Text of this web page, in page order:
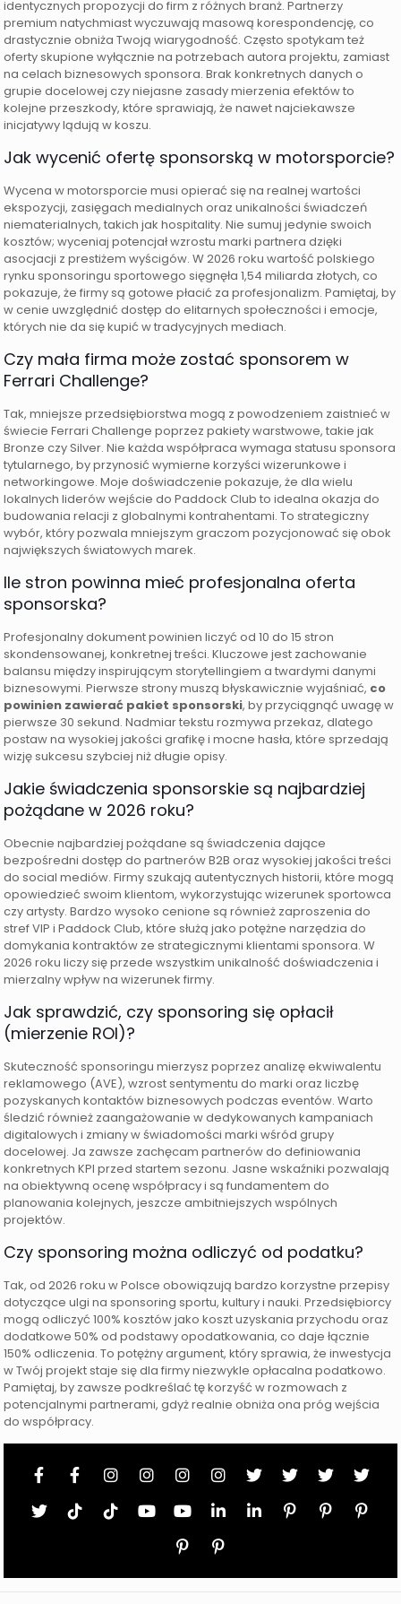
identycznych propozycji do firm z różnych branż. Partnerzy
premium natychmiast wyczuwają masową korespondencję, co
drastycznie obniża Twoją wiarygodność. Często spotykam też
oferty skupione wyłącznie na potrzebach autora projektu, zamiast
na celach biznesowych sponsora. Brak konkretnych danych o
grupie docelowej czy niejasne zasady mierzenia efektów to
kolejne przeszkody, które sprawiają, że nawet najciekawsze
inicjatywy lądują w koszu.
Jak wycenić ofertę sponsorską w motorsporcie?
Wycena w motorsporcie musi opierać się na realnej wartości
ekspozycji, zasięgach medialnych oraz unikalności świadczeń
niematerialnych, takich jak hospitality. Nie sumuj jedynie swoich
kosztów; wyceniaj potencjał wzrostu marki partnera dzięki
asocjacji z prestiżem wyścigów. W 2026 roku wartość polskiego
rynku sponsoringu sportowego sięgnęła 1,54 miliarda złotych, co
pokazuje, że firmy są gotowe płacić za profesjonalizm. Pamiętaj, by
w cenie uwzględnić dostęp do elitarnych społeczności i emocje,
których nie da się kupić w tradycyjnych mediach.
Czy mała firma może zostać sponsorem w
Ferrari Challenge?
Tak, mniejsze przedsiębiorstwa mogą z powodzeniem zaistnieć w
świecie Ferrari Challenge poprzez pakiety warstwowe, takie jak
Bronze czy Silver. Nie każda współpraca wymaga statusu sponsora
tytularnego, by przynosić wymierne korzyści wizerunkowe i
networkingowe. Moje doświadczenie pokazuje, że dla wielu
lokalnych liderów wejście do Paddock Club to idealna okazja do
budowania relacji z globalnymi kontrahentami. To strategiczny
wybór, który pozwala mniejszym graczom pozycjonować się obok
największych światowych marek.
Ile stron powinna mieć profesjonalna oferta
sponsorska?
Profesjonalny dokument powinien liczyć od 10 do 15 stron
skondensowanej, konkretnej treści. Kluczowe jest zachowanie
balansu między inspirującym storytellingiem a twardymi danymi
biznesowymi. Pierwsze strony muszą błyskawicznie wyjaśniać, co
powinien zawierać pakiet sponsorski, by przyciągnąć uwagę w
pierwsze 30 sekund. Nadmiar tekstu rozmywa przekaz, dlatego
postaw na wysokiej jakości grafikę i mocne hasła, które sprzedają
wizję sukcesu szybciej niż długie opisy.
Jakie świadczenia sponsorskie są najbardziej
pożądane w 2026 roku?
Obecnie najbardziej pożądane są świadczenia dające
bezpośredni dostęp do partnerów B2B oraz wysokiej jakości treści
do social mediów. Firmy szukają autentycznych historii, które mogą
opowiedzieć swoim klientom, wykorzystując wizerunek sportowca
czy artysty. Bardzo wysoko cenione są również zaproszenia do
stref VIP i Paddock Club, które służą jako potężne narzędzia do
domykania kontraktów ze strategicznymi klientami sponsora. W
2026 roku liczy się przede wszystkim unikalność doświadczenia i
mierzalny wpływ na wizerunek firmy.
Jak sprawdzić, czy sponsoring się opłacił
(mierzenie ROI)?
Skuteczność sponsoringu mierzysz poprzez analizę ekwiwalentu
reklamowego (AVE), wzrost sentymentu do marki oraz liczbę
pozyskanych kontaktów biznesowych podczas eventów. Warto
śledzić również zaangażowanie w dedykowanych kampaniach
digitalowych i zmiany w świadomości marki wśród grupy
docelowej. Ja zawsze zachęcam partnerów do definiowania
konkretnych KPI przed startem sezonu. Jasne wskaźniki pozwalają
na obiektywną ocenę współpracy i są fundamentem do
planowania kolejnych, jeszcze ambitniejszych wspólnych
projektów.
Czy sponsoring można odliczyć od podatku?
Tak, od 2026 roku w Polsce obowiązują bardzo korzystne przepisy
dotyczące ulgi na sponsoring sportu, kultury i nauki. Przedsiębiorcy
mogą odliczyć 100% kosztów jako koszt uzyskania przychodu oraz
dodatkowe 50% od podstawy opodatkowania, co daje łącznie
150% odliczenia. To potężny argument, który sprawia, że inwestycja
w Twój projekt staje się dla firmy niezwykle opłacalna podatkowo.
Pamiętaj, by zawsze podkreślać tę korzyść w rozmowach z
potencjalnymi partnerami, gdyż realnie obniża ona próg wejścia
do współpracy.